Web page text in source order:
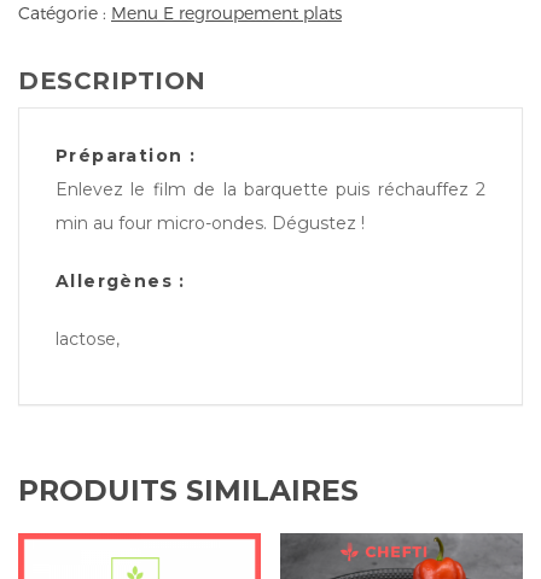
Catégorie : Menu E regroupement plats
DESCRIPTION
Préparation :
Enlevez le film de la barquette puis réchauffez 2
min au four micro-ondes. Dégustez !
Allergènes :
lactose,
PRODUITS SIMILAIRES